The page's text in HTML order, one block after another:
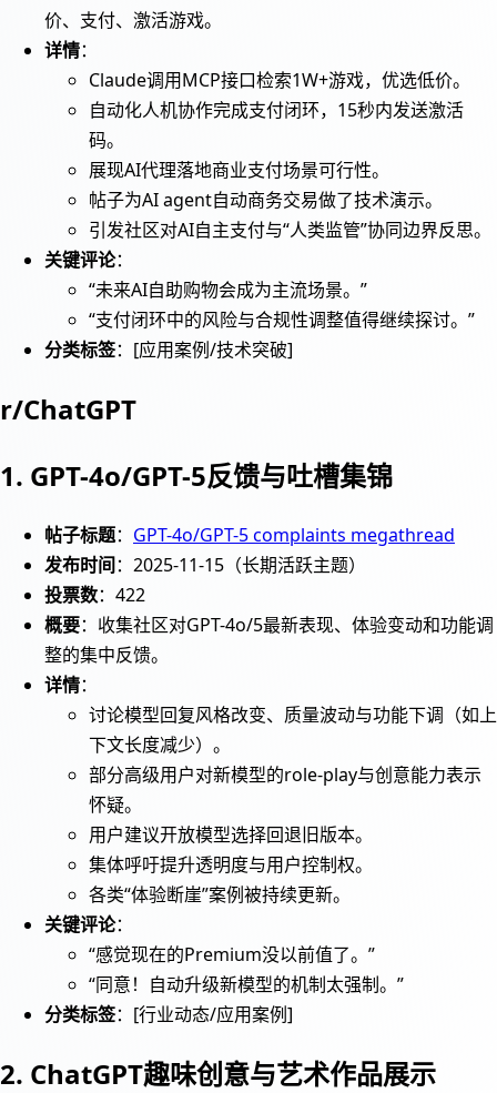
价、支付、激活游戏。
详情：
Claude调用MCP接口检索1W+游戏，优选低价。
自动化人机协作完成支付闭环，15秒内发送激活
码。
展现AI代理落地商业支付场景可行性。
帖子为AI agent自动商务交易做了技术演示。
引发社区对AI自主支付与“人类监管”协同边界反思。
关键评论：
“未来AI自助购物会成为主流场景。”
“支付闭环中的风险与合规性调整值得继续探讨。”
分类标签：[应用案例/技术突破]
r/ChatGPT
1. GPT-4o/GPT-5反馈与吐槽集锦
帖子标题： GPT-4o/GPT-5 complaints megathread
发布时间：2025-11-15（长期活跃主题）
投票数：422
概要：收集社区对GPT-4o/5最新表现、体验变动和功能调
整的集中反馈。
详情：
讨论模型回复风格改变、质量波动与功能下调（如上
下文长度减少）。
部分高级用户对新模型的role-play与创意能力表示
怀疑。
用户建议开放模型选择回退旧版本。
集体呼吁提升透明度与用户控制权。
各类“体验断崖”案例被持续更新。
关键评论：
“感觉现在的Premium没以前值了。”
“同意！自动升级新模型的机制太强制。”
分类标签：[行业动态/应用案例]
2. ChatGPT趣味创意与艺术作品展示